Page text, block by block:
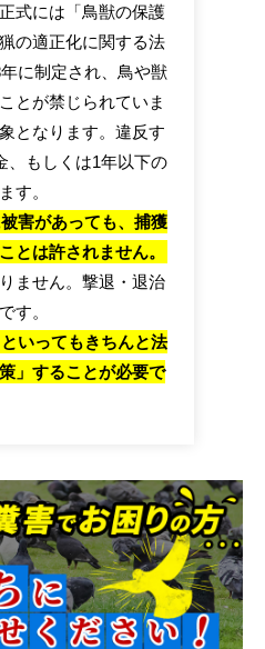
式には「鳥獣の保護
の適正化に関する法
に制定され、鳥や獣
とが禁じられていま
となります。違反す
、もしくは1年以下の
す。
害があっても、捕獲
とは許されません。
ません。撃退・退治
す。
といってもきちんと法
」することが必要で